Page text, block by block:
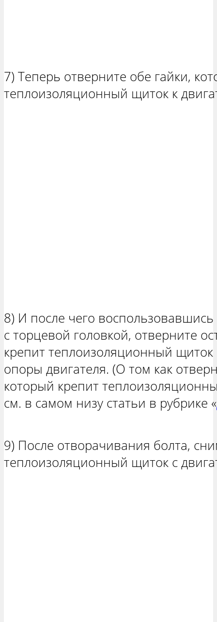
7) Теперь отверните обе гайки,
теплоизоляционный щиток к
8) И после чего
с торцевой головкой, отверните
крепит теплоизоляционный
опоры двигателя. (О том как
который крепит
см. в самом низу статьи в рубрике «
9) После отворачивания болта,
теплоизоляционный щиток с